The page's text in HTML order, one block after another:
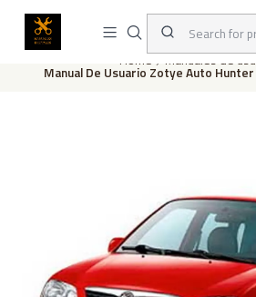
This is the slide text
Home Manuales de
Manual De Usuario Zotye Auto